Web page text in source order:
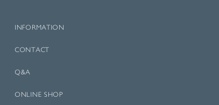
INFORMATION
CONTACT
Q&A
ONLINE SHOP